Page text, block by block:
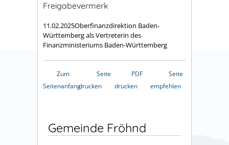
Freigabevermerk
11.02.2025Oberfinanzdirektion Baden-
Württemberg als Vertreterin des
Finanzministeriums Baden-Württemberg
Zum
Seitenanfang
Seite
drucken
PDF
drucken
Seite
empfehlen
Gemeinde Fröhnd